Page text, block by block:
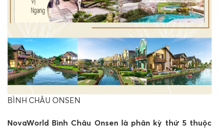
BÌNH CHÂU ONSEN
NovaWorld Bình Châu Onsen là phân kỳ thứ 5 thuộc